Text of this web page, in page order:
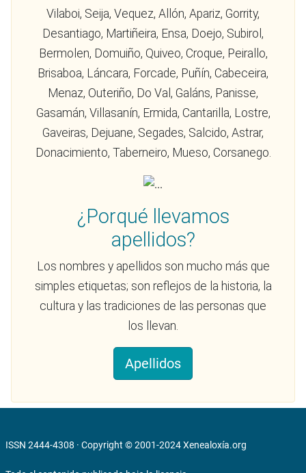
Vilaboi, Seija, Vequez, Allón, Apariz, Gorrity,
Desantiago, Martiñeira, Ensa, Doejo, Subirol,
Bermolen, Domuiño, Quiveo, Croque, Peirallo,
Brisaboa, Láncara, Forcade, Puñín, Cabeceira,
Menaz, Outeriño, Do Val, Galáns, Panisse,
Gasamán, Villasanín, Ermida, Cantarilla, Lostre,
Gaveiras, Dejuane, Segades, Salcido, Astrar,
Donacimiento, Taberneiro, Mueso, Corsanego.
¿Porqué llevamos
apellidos?
Los nombres y apellidos son mucho más que
simples etiquetas; son reflejos de la historia, la
cultura y las tradiciones de las personas que
los llevan.
Apellidos
ISSN 2444-4308 · Copyright © 2001-2024Xenealoxía.org